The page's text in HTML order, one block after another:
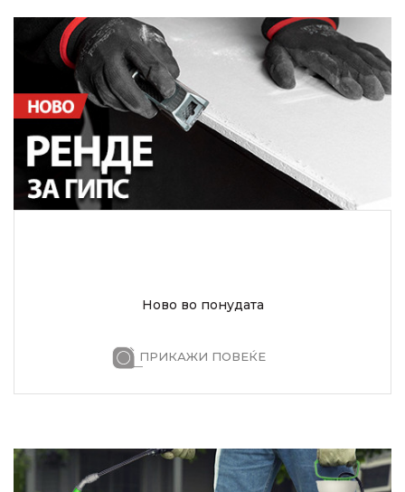
Ново во понудата
ПРИКАЖИ ПОВЕЌЕ